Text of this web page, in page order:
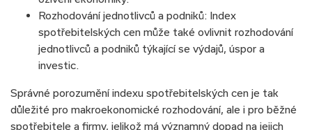
Rozhodování jednotlivců a podniků: Index
spotřebitelských cen může také ovlivnit rozhodování
jednotlivců a podniků týkající se výdajů, úspor a
investic.
Správné porozumění indexu spotřebitelských cen je tak
důležité pro makroekonomické rozhodování, ale i pro běžné
spotřebitele a firmy, jelikož má významný dopad na jejich